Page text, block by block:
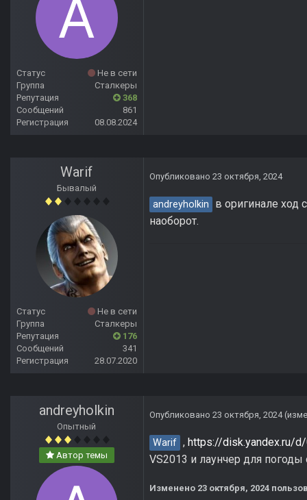
Статус
Не в сети
Группа
Сталкеры
Репутация
368
Сообщений
861
Регистрация
08.08.2024
Warif
Бывалый
Статус
Не в сети
Группа
Сталкеры
Репутация
176
Сообщений
341
Регистрация
28.07.2020
Опубликовано 23 октября, 2024
andreyholkin
в оригинале ход
наоборот.
andreyholkin
Опытный
Автор темы
Опубликовано 23 октября, 2024
Warif , https://disk.yandex.ru/
VS2013 и лаунчер для погоды
Изменено 23 октября, 2024